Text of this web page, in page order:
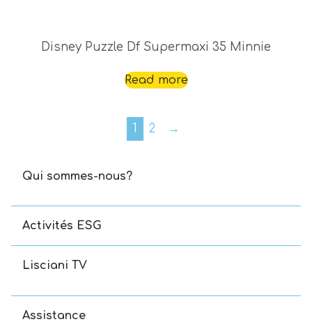
Disney Puzzle Df Supermaxi 35 Minnie
Read more
1 2 →
Qui sommes-nous?
Activités ESG
Lisciani TV
Assistance